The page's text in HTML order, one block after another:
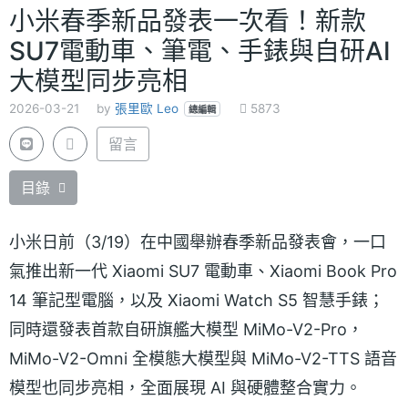
小米春季新品發表一次看！新款
SU7電動車、筆電、手錶與自研AI
大模型同步亮相
2026-03-21 by 張里歐 Leo 總編輯 5873
留言
目錄
小米日前（3/19）在中國舉辦春季新品發表會，一口
氣推出新一代 Xiaomi SU7 電動車、Xiaomi Book Pro
14 筆記型電腦，以及 Xiaomi Watch S5 智慧手錶；
同時還發表首款自研旗艦大模型 MiMo-V2-Pro，
MiMo-V2-Omni 全模態大模型與 MiMo-V2-TTS 語音
模型也同步亮相，全面展現 AI 與硬體整合實力。